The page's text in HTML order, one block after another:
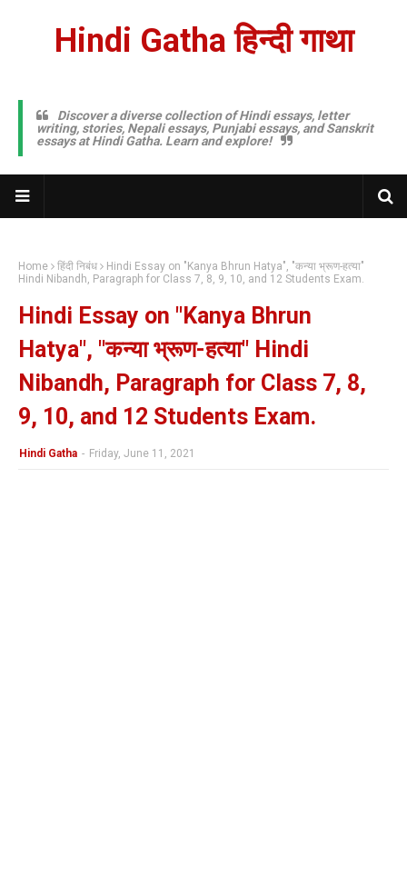
Hindi Gatha हिन्दी गाथा
Discover a diverse collection of Hindi essays, letter
writing, stories, Nepali essays, Punjabi essays, and Sanskrit
essays at Hindi Gatha. Learn and explore!
Home हिंदी निबंध
Hindi Essay on "Kanya Bhrun Hatya", "कन्या भ्रूण-हत्या"
Hindi Nibandh, Paragraph for Class 7, 8, 9, 10, and 12 Students Exam.
Hindi Essay on "Kanya Bhrun
Hatya", "कन्या भ्रूण-हत्या" Hindi
Nibandh, Paragraph for Class 7, 8,
9, 10, and 12 Students Exam.
Hindi Gatha - Friday, June 11, 2021